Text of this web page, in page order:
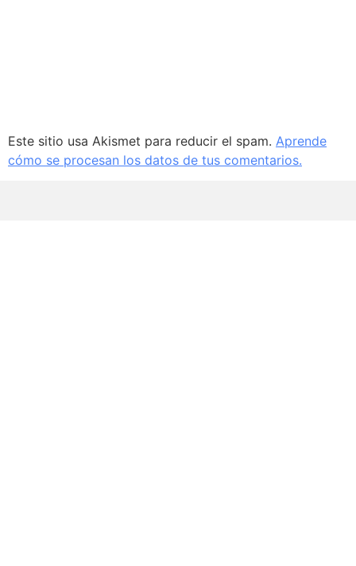
Este sitio usa Akismet para reducir el spam. Aprende
cómo se procesan los datos de tus comentarios.